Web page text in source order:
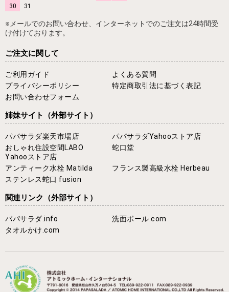
30
31
※メールでのお問い合わせ、インターネットでのご注文は24時間受
け付けております。
ご注文に関して
ご利用ガイド
よくある質問
プライバシーポリシー
特定商取引法に基づく表記
お問い合わせフォーム
姉妹サイト （外部サイト）
パパサラダ楽天市場店
パパサラダYahooストア店
おしゃれ住設空間LABO
Yahooストア店
蛇口堂
アンティーク水栓 Matilda
フランス製高級水栓 Herbeau
ステンレス蛇口 fusion
関連リンク （外部サイト）
パパサラダ.info
洗面ボール.com
タオルかけ.com